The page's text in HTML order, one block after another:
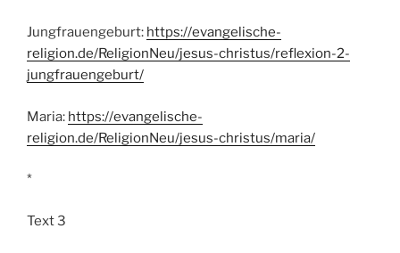
Jungfrauengeburt: https://evangelische-
religion.de/ReligionNeu/jesus-christus/reflexion-2-
jungfrauengeburt/
Maria: https://evangelische-
religion.de/ReligionNeu/jesus-christus/maria/
*
Text 3